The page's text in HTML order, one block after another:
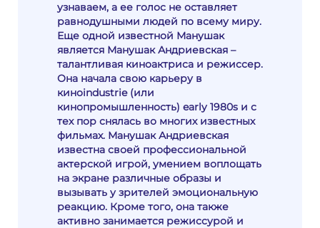
узнаваем, а ее голос не оставляет
равнодушными людей по всему миру.
Еще одной известной Манушак
является Манушак Андриевская –
талантливая киноактриса и режиссер.
Она начала свою карьеру в
киноindustrie (или
кинопромышленность) early 1980s и с
тех пор снялась во многих известных
фильмах. Манушак Андриевская
известна своей профессиональной
актерской игрой, умением воплощать
на экране различные образы и
вызывать у зрителей эмоциональную
реакцию. Кроме того, она также
активно занимается режиссурой и